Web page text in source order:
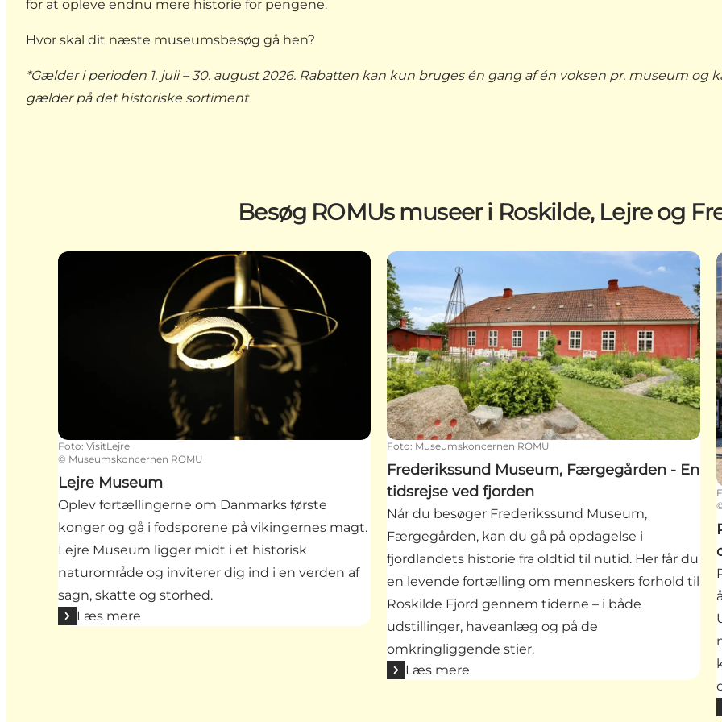
for at opleve endnu mere historie for pengene.
Hvor skal dit næste museumsbesøg gå hen?
*Gælder i perioden 1. juli – 30. august 2026. Rabatten kan kun bruges én gang af én voksen pr. museum
gælder på det historiske sortiment
Besøg ROMUs museer i Roskilde, Lejre og
Lejre Museum
Foto: VisitLejre
© Museumskoncernen ROMU
Lejre Museum
Oplev fortællingerne om Danmarks første
konger og gå i fodsporene på vikingernes magt.
Lejre Museum ligger midt i et historisk
naturområde og inviterer dig ind i en verden af
sagn, skatte og storhed.
Læs mere
Frederikssund Museum, Færgegården - En
Foto: Museumskoncernen ROMU
Frederikssund Museum, Færgegården - En
tidsrejse ved fjorden
Når du besøger Frederikssund Museum,
Færgegården, kan du gå på opdagelse i
fjordlandets historie fra oldtid til nutid. Her får du
en levende fortælling om menneskers forhold til
Roskilde Fjord gennem tiderne – i både
udstillinger, haveanlæg og på de
omkringliggende stier.
Læs mere